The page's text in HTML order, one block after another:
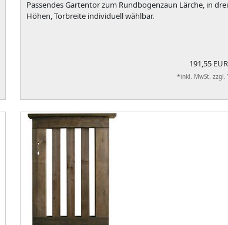
Passendes Gartentor zum Rundbogenzaun Lärche, in drei
Höhen, Torbreite individuell wählbar.
191,55
*inkl. MwSt. zzgl.